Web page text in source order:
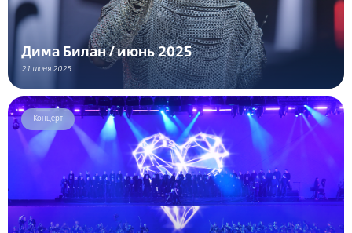
Дима Билан / июнь 2025
21 июня 2025
Концерт